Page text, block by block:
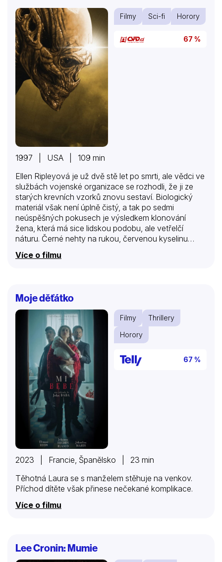
Filmy Sci-fi Horory
67 %
1997 | USA | 109 min
Ellen Ripleyová je už dvě stě let po smrti, ale vědci ve
službách vojenské organizace se rozhodli, že ji ze
starých krevních vzorků znovu sestaví. Biologický
materiál však není úplně čistý, a tak po sedmi
neúspěšných pokusech je výsledkem klonování
žena, která má sice lidskou podobu, ale vetřelčí
náturu. Černé nehty na rukou, červenou kyselinu
místo krve, nadpozemskou sílu a šestý smysl – každý
tuší, kde se příslušníci jejího druhu nacházejí a co mají
Více o filmu
Moje děťátko
Filmy
Thrillery
Horory
67 %
2023 | Francie, Španělsko | 23 min
Těhotná Laura se s manželem stěhuje na venkov.
Příchod dítěte však přinese nečekané komplikace.
Více o filmu
Lee Cronin: Mumie